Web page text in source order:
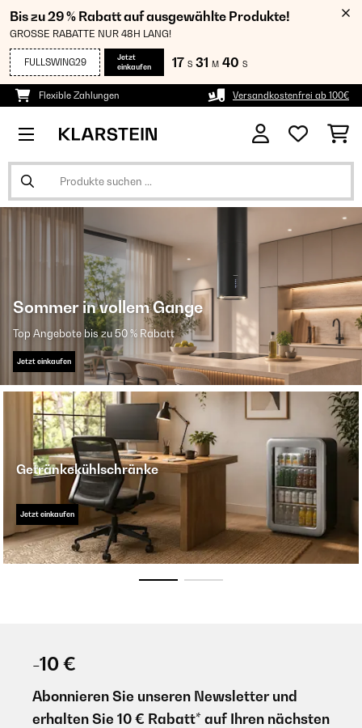
Bis zu 29 % Rabatt auf ausgewählte Produkte!
GROSSE RABATTE NUR 48H LANG!
FULLSWING29
Jetzt
einkaufen
17 S 31 M 38 S
Flexible Zahlungen Versandkostenfrei ab 100€
Sommer in vollem Gange
Top Angebote bis zu 50 % Rabatt
Jetzt einkaufen
Getränkekühlschränke
Jetzt einkaufen
-10 €
Abonnieren Sie unseren Newsletter und
erhalten Sie 10 € Rabatt* auf Ihren nächsten